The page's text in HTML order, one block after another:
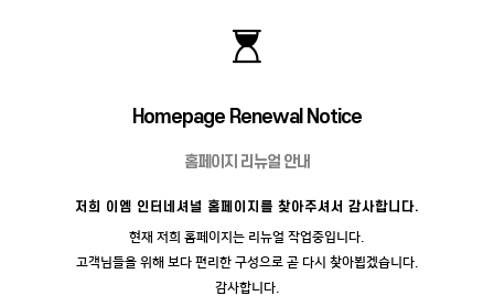
Homepage Renewal Notice
홈페이지 리뉴얼 안내
저희 이엠 인터네셔널 홈페이지를 찾아주셔서 감사합니다.
현재 저희 홈페이지는 리뉴얼 작업중입니다.
고객님들을 위해 보다 편리한 구성으로 곧 다시 찾아뵙겠습니다.
감사합니다.